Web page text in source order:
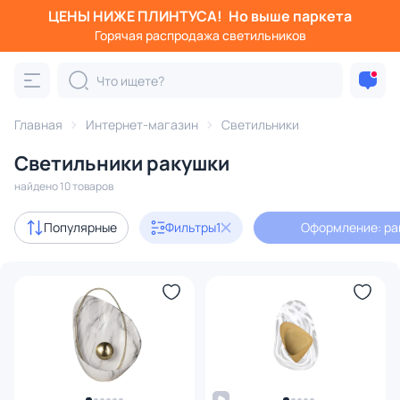
ЦЕНЫ НИЖЕ ПЛИНТУСА! Но выше паркета
Горячая распродажа светильников
Главная Интернет-магазин Светильники
Светильники ракушки
найдено 10 товаров
Популярные Фильтры1 Оформление:
Фильтры
Категория:
Люстры Подвесные светильники
Акции 2